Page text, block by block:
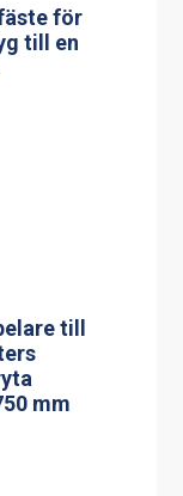
mm
Hjul